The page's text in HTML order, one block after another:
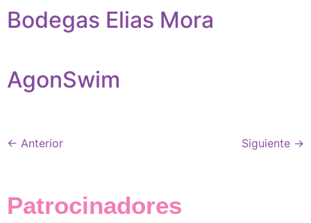
Bodegas Elias Mora
AgonSwim
← Anterior Siguiente →
Patrocinadores